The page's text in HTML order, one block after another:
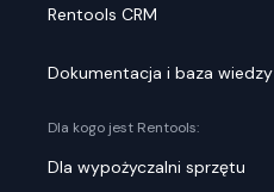
Rentools CRM
Dokumentacja i baza wiedzy
Dla kogo jest Rentools:
Dla wypożyczalni sprzętu